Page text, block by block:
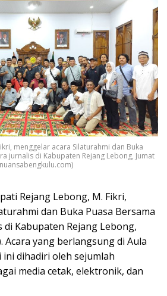
menggelar acara Silaturahmi dan Buka
jurnalis di Kabupaten Rejang Lebong, Jumat
Rejang Lebong, M. Fikri,
dan Buka Puasa Bersama
Kabupaten Rejang Lebong,
Acara yang berlangsung di Aula
ini dihadiri oleh sejumlah
media cetak, elektronik, dan